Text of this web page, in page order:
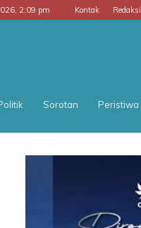
2:09 pm Kontak Redaksi
Sorotan Peristiwa